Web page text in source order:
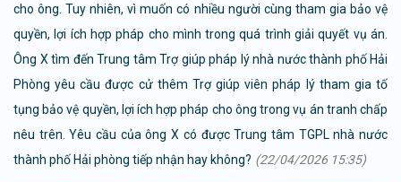
cho ông. Tuy nhiên, vì muốn có nhiều người cùng tham gia bảo vệ
quyền, lợi ích hợp pháp cho mình trong quá trình giải quyết vụ án.
Ông X tìm đến Trung tâm Trợ giúp pháp lý nhà nước thành phố Hải
Phòng yêu cầu được cử thêm Trợ giúp viên pháp lý tham gia tố
tụng bảo vệ quyền, lợi ích hợp pháp cho ông trong vụ án tranh chấp
nêu trên. Yêu cầu của ông X có được Trung tâm TGPL nhà nước
thành phố Hải phòng tiếp nhận hay không? (22/04/2026 15:35)